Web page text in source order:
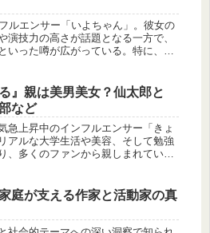
ルエンサー「いよちゃん」。彼女の
演技力の高さが話題となる一方で、
いった噂が広がっている。特に、
』親は美男美女？仙太郎と
など
急上昇中のインフルエンサー「きょ
アルな大学生活や美容、そして勉強
、多くのファンから親しまれていま
庭が支える作家と活動家の真